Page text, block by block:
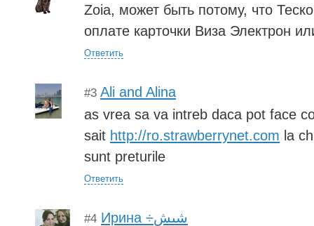
Zoia, может быть потому, что
оплате карточки Виза Электрон
Ответить
#3 Ali and Alina
as vrea sa va intreb daca pot face
sait http://ro.strawberrynet.com la
sunt preturile
Ответить
#4
Ирина ÷شىش